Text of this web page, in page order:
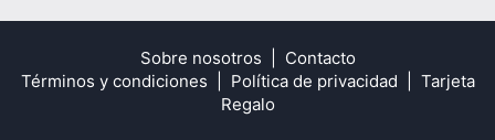
Sobre nosotros
Contacto
Términos y condiciones
Política de privacidad
Tarjeta
Regalo